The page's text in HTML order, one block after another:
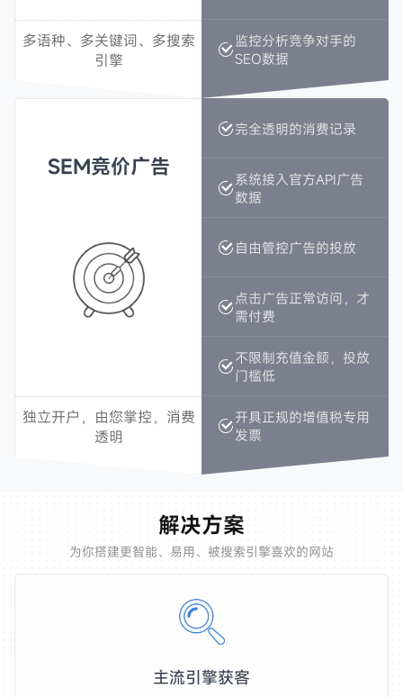
多语种、多关键词、多搜索
引擎
监控分析竞争对手的
SEO数据
多语种、多关键词、多搜索
引擎
监控分析竞争对手的
SEO数据
SEM竞价广告
独立开户，由您掌控，消费
透明
完全透明的消费记录
系统接入官方API广告
数据
自由管控广告的投放
点击广告正常访问，才
需付费
不限制充值金额，投放
门槛低
开具正规的增值税专用
发票
SEM竞价广告
独立开户，由您掌控，消费
完全透明的消费记录
系统接入官方API广告
数据
自由管控广告的投放
点击广告正常访问，才
需付费
不限制充值金额，投放
门槛低
开具正规的增值税专用
发票
解决方案
为你搭建更智能、易用、被搜索引擎喜欢的网站
主流引擎获客